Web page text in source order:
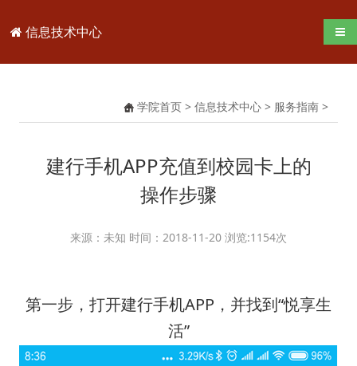
信息技术中心 导
学院首页 > 信息技术中心 > 服务指南 >
建行手机APP充值到校园卡上的
操作步骤
来源：未知 时间：2018-11-20 浏览:1154次
第一步，打开建行手机APP，并找到“悦享生
活”